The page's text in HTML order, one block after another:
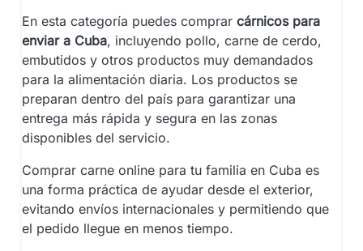
En esta categoría puedes comprar cárnicos para
enviar a Cuba, incluyendo pollo, carne de cerdo,
embutidos y otros productos muy demandados
para la alimentación diaria. Los productos se
preparan dentro del país para garantizar una
entrega más rápida y segura en las zonas
disponibles del servicio.
Comprar carne online para tu familia en Cuba es
una forma práctica de ayudar desde el exterior,
evitando envíos internacionales y permitiendo que
el pedido llegue en menos tiempo.